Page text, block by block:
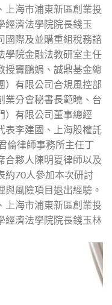
上海市浦東新區創業投
經濟法學院院長錢玉
國際及並購重組稅務諮
學院金融法教研室主任
授竇鵬娟、誠鼎基金總
）有限公司合規風控部
業分會秘書長範曉、台
）有限公司董事總經
表李建國、上海股權託
倫律師事務所主任丁
合夥人陳明夏律師以及
約70人參加本次研討
風險項目退出經驗。
上海市浦東新區創業投
經濟法學院院長錢玉林